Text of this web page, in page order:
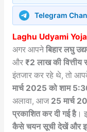
Telegram
Laghu Udyami
अगर आपनेबिहार लघु
और ₹2 लाख की वित्तीय
इंतजार कर रहे थे, तो
मार्च 2025 को शाम
अलावा, आज 25 मार्च
प्रकाशित कर दी गई है।
कैसे चयन सूची देखें और